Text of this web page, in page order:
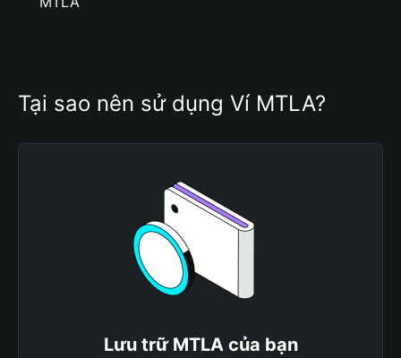
Tại sao nên sử dụng Ví MTLA?
Lưu trữ MTLA của bạn